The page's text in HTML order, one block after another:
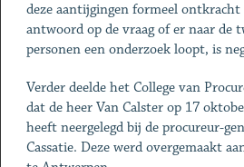
deze aantijgingen formeel
antwoord op de vraag of er naar de
personen een onderzoek loopt, is
Verder deelde het College van
dat de heer Van Calster op 17
heeft neergelegd bij de procureur-
Cassatie. Deze werd overgemaakt